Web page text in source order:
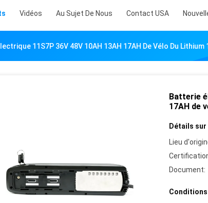
Vidéos Au Sujet De Nous Contact USA
11S7P 36V 48V 10AH 13AH 17AH De Vélo Du
Batterie
17AH de
Détails
Lieu
Document: